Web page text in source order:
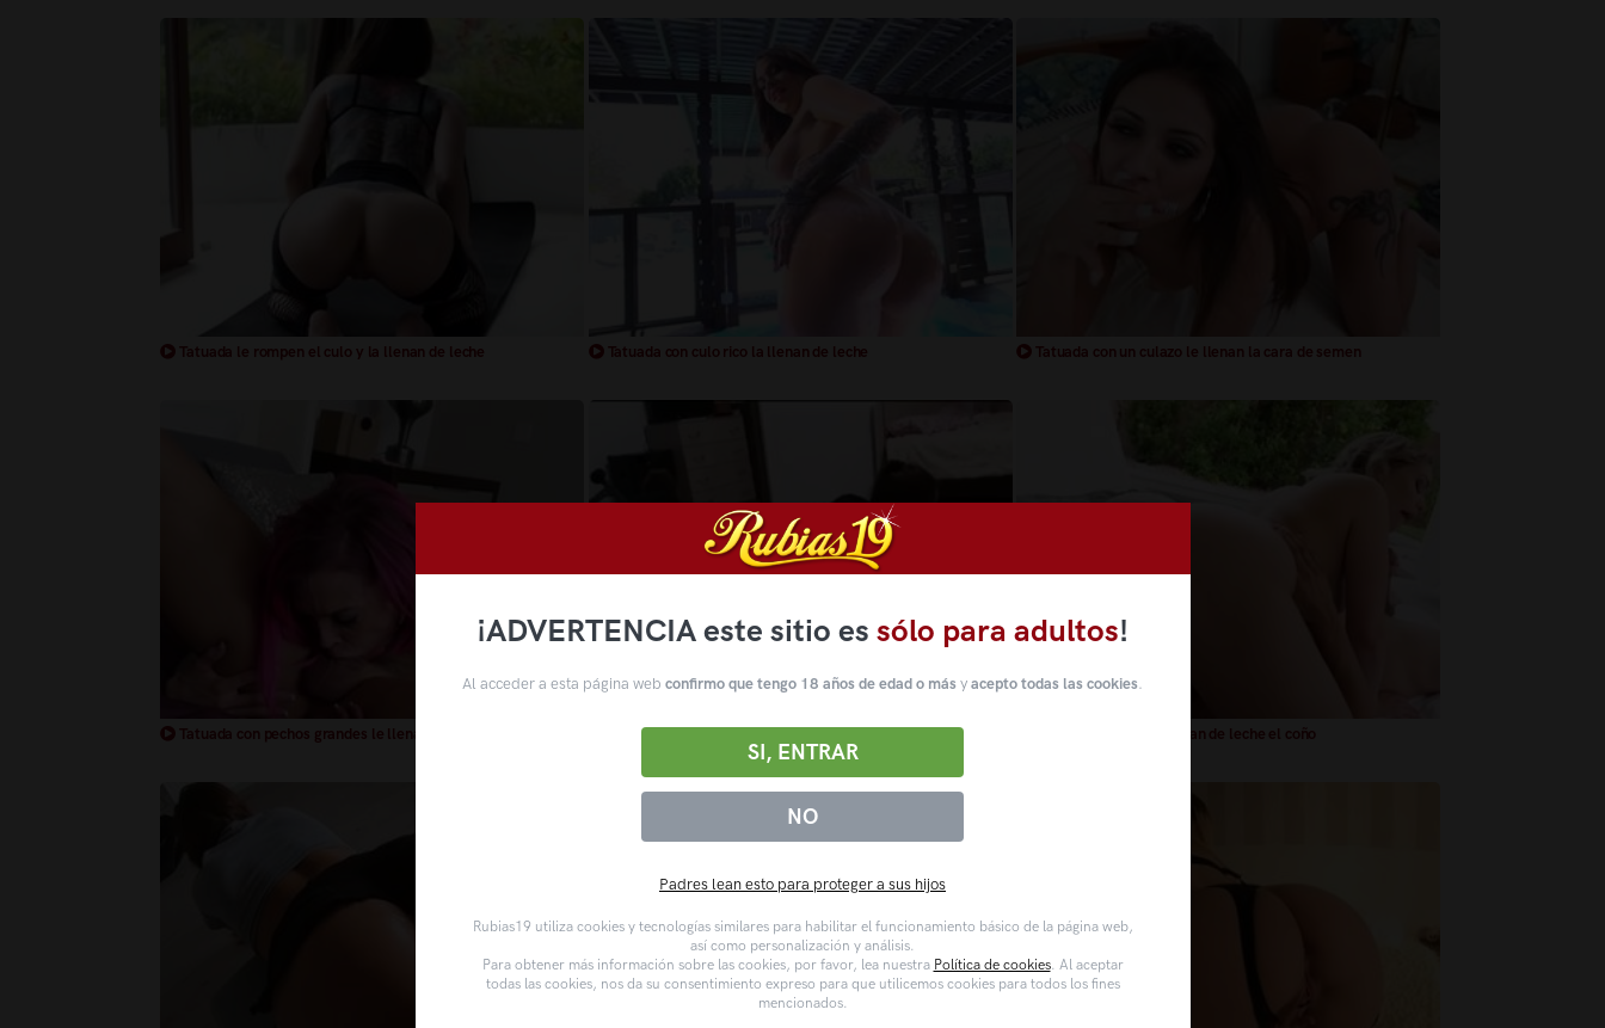
Tatuada le rompen el culo y la llenan de leche Tatuada con culo rico la llenan de leche Tatuada con un culazo le llenan la cara de semen
Tatuada con pechos grandes le llenan el coño de leche Aerobic follando con un culazo y llenandolo de leche Culazo, de rubia le llenan de leche el coño
¡ADVERTENCIA este sitio es sólo para adultos!
Al acceder a esta página web confirmo que tengo 18 años de edad o más y acepto todas las cookies
NO
SI, ENTRAR
Padres lean esto para proteger a sus hijos
Rubias19 utiliza cookies y tecnologías similares para habilitar el funcionamiento básico de la página web,
así como personalización y análisis.
Para obtener más información sobre las cookies, por favor, lea nuestra Política de cookies. Al aceptar
todas las cookies, nos da su consentimiento expreso para que utilicemos cookies para todos los fines
mencionados.